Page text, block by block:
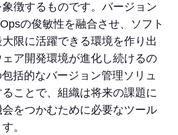
徴するものです。バージョン
の俊敏性を融合させ、ソフト
限に活躍できる環境を作り出
ア開発環境が進化し続けるの
括的なバージョン管理ソリュ
ことで、組織は将来の課題に
をつかむために必要なツール
。